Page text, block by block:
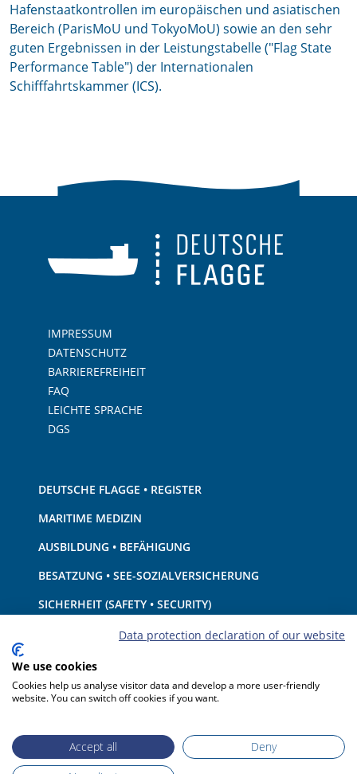
Hafenstaatkontrollen im europäischen und asiatischen
Bereich (ParisMoU und TokyoMoU) sowie an den sehr
guten Ergebnissen in der Leistungstabelle ("Flag State
Performance Table") der Internationalen
Schifffahrtskammer (ICS).
IMPRESSUM
DATENSCHUTZ
BARRIEREFREIHEIT
FAQ
LEICHTE SPRACHE
DGS
DEUTSCHE FLAGGE • REGISTER
MARITIME MEDIZIN
AUSBILDUNG • BEFÄHIGUNG
BESATZUNG • SEE-SOZIALVERSICHERUNG
SICHERHEIT (SAFETY • SECURITY)
SCHIFF • AUSRÜSTUNG
UMWELTSCHUTZ • KLIMA
HAFTUNG • FINANZEN
Data protection declaration of our website
We use cookies
Cookies help us analyse visitor data and develop a more user-friendly
website. You can switch off cookies if you want.
Accept all
Deny